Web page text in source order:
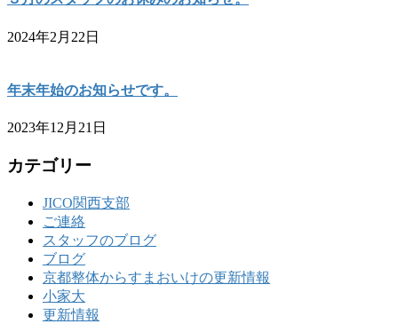
2024年2月22日
年末年始のお知らせです。
2023年12月21日
カテゴリー
JICO関西支部
ご連絡
スタッフのブログ
ブログ
京都整体からすまおいけの更新情報
小家大
更新情報